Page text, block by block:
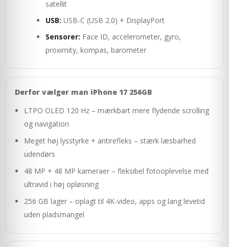
satellit
USB: USB-C (USB 2.0) + DisplayPort
Sensorer: Face ID, accelerometer, gyro,
proximity, kompas, barometer
Derfor vælger man iPhone 17 256GB
LTPO OLED 120 Hz – mærkbart mere flydende scrolling
og navigation
Meget høj lysstyrke + antirefleks – stærk læsbarhed
udendørs
48 MP + 48 MP kameraer – fleksibel fotooplevelse med
ultravid i høj opløsning
256 GB lager – oplagt til 4K-video, apps og lang levetid
uden pladsmangel